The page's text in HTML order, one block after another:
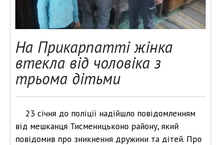
На Прикарпатті жінка
втекла від чоловіка з
трьома дітьми
23 січня до поліції надійшло повідомленням
від мешканця Тисменицьконо району, який
повідомив про зникнення дружини та дітей. Про